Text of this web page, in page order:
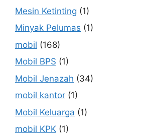
Mesin Ketinting (1)
Minyak Pelumas (1)
mobil (168)
Mobil BPS (1)
Mobil Jenazah (34)
mobil kantor (1)
Mobil Keluarga (1)
mobil KPK (1)